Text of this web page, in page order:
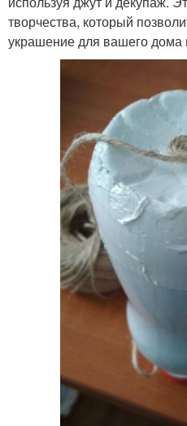
творчества, который
украшение для вашего дома